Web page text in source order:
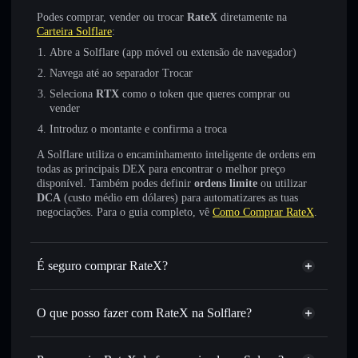
Podes comprar, vender ou trocar RateX diretamente na
Carteira Solflare:
Abre a Solflare (app móvel ou extensão de navegador)
Navega até ao separador Trocar
Seleciona RTX como o token que queres comprar ou
vender
Introduz o montante e confirma a troca
A Solflare utiliza o encaminhamento inteligente de ordens em
todas as principais DEX para encontrar o melhor preço
disponível. Também podes definir ordens limite ou utilizar
DCA (custo médio em dólares) para automatizares as tuas
negociações. Para o guia completo, vê Como Comprar RateX.
É seguro comprar RateX?
RateX token verificado
O que posso fazer com RateX na Solflare?
RateX
Carteira Solflare